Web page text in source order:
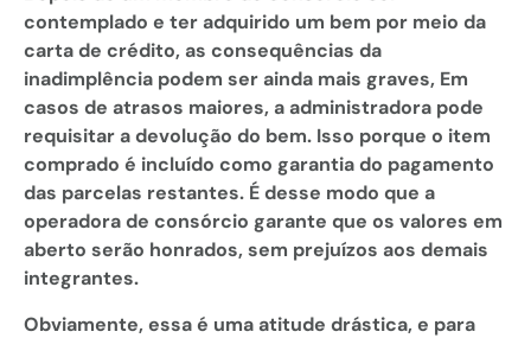
contemplado e ter adquirido um bem por meio da
carta de crédito, as consequências da
inadimplência podem ser ainda mais graves, Em
casos de atrasos maiores, a administradora pode
requisitar a devolução do bem. Isso porque o item
comprado é incluído como garantia do pagamento
das parcelas restantes. É desse modo que a
operadora de consórcio garante que os valores em
aberto serão honrados, sem prejuízos aos demais
integrantes.
Obviamente, essa é uma atitude drástica, e para